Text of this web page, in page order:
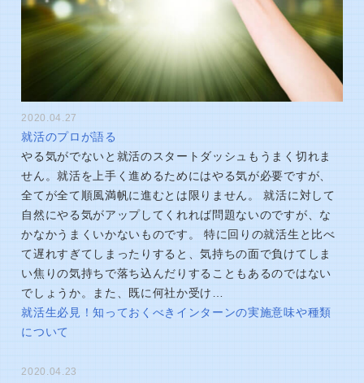
2020.04.27
就活のプロが語る
やる気がでないと就活のスタートダッシュもうまく切れま
せん。就活を上手く進めるためにはやる気が必要ですが、
全てが全て順風満帆に進むとは限りません。 就活に対して
自然にやる気がアップしてくれれば問題ないのですが、な
かなかうまくいかないものです。 特に回りの就活生と比べ
て遅れすぎてしまったりすると、気持ちの面で負けてしま
い焦りの気持ちで落ち込んだりすることもあるのではない
でしょうか。また、既に何社か受け…
就活生必見！知っておくべきインターンの実施意味や種類
について
2020.04.23